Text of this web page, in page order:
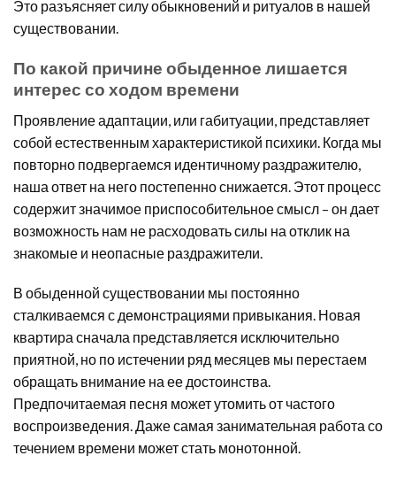
Это разъясняет силу обыкновений и ритуалов в нашей
существовании.
По какой причине обыденное лишается
интерес со ходом времени
Проявление адаптации, или габитуации, представляет
собой естественным характеристикой психики. Когда мы
повторно подвергаемся идентичному раздражителю,
наша ответ на него постепенно снижается. Этот процесс
содержит значимое приспособительное смысл – он дает
возможность нам не расходовать силы на отклик на
знакомые и неопасные раздражители.
В обыденной существовании мы постоянно
сталкиваемся с демонстрациями привыкания. Новая
квартира сначала представляется исключительно
приятной, но по истечении ряд месяцев мы перестаем
обращать внимание на ее достоинства.
Предпочитаемая песня может утомить от частого
воспроизведения. Даже самая занимательная работа со
течением времени может стать монотонной.